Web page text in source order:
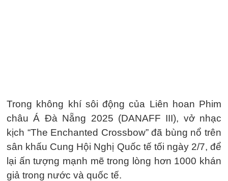
Trong không khí sôi động của Liên hoan Phim
châu Á Đà Nẵng 2025 (DANAFF III), vở nhạc
kịch “The Enchanted Crossbow” đã bùng nổ trên
sân khấu Cung Hội Nghị Quốc tế tối ngày 2/7, để
lại ấn tượng mạnh mẽ trong lòng hơn 1000 khán
giả trong nước và quốc tế.